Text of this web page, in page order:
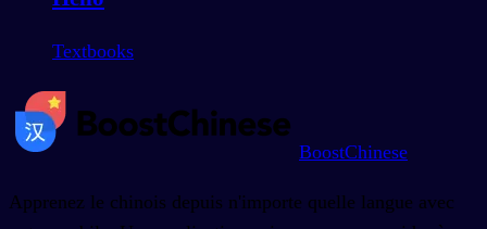
Textbooks
BoostChinese
Apprenez le chinois depuis n'importe quelle langue avec